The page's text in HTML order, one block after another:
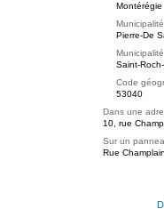
Montérégie
Pierre-De
Municipalité
Saint-
Code
53040
Dans une
10, rue
Sur un
Rue Champlain